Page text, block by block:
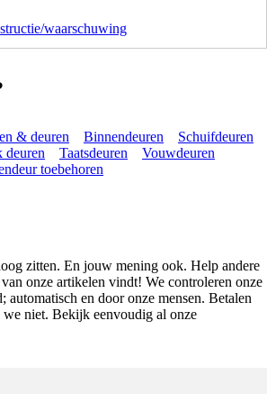
waarschuwing
& deuren
Binnendeuren
Schuifdeuren
deuren Taatsdeuren
Vouwdeuren
toebehoren
zitten. En jouw mening ook. Help andere
onze artikelen vindt! We controleren onze
automatisch en door onze mensen. Betalen
niet. Bekijk eenvoudig al onze